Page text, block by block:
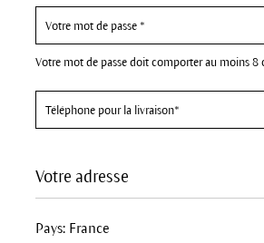
Votre mot de passe doit comporter au moins 8
Votre adresse
Pays: France